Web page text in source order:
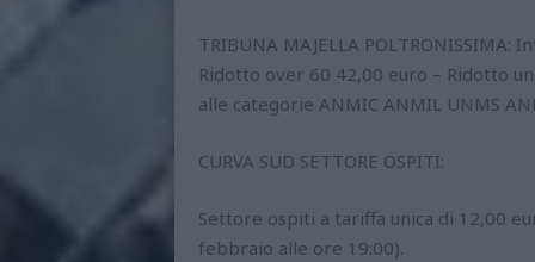
TRIBUNA MAJELLA
Ridotto over 60 42,00 euro – Ridotto
alle categorie ANMIC ANMIL UNMS
CURVA SUD SETTORE OSPITI:
Settore ospiti a tariffa unica di 12,00
febbraio alle ore 19:00).